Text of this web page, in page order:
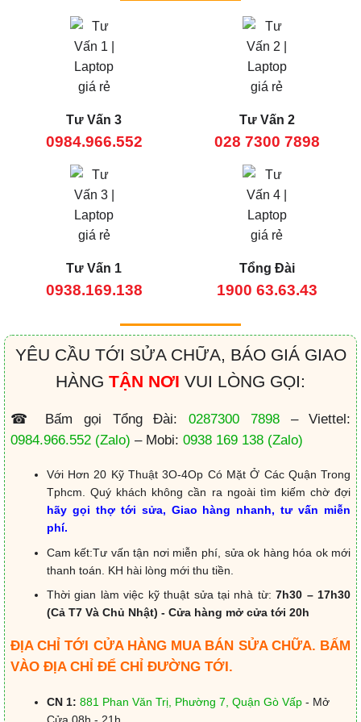
Tư Vấn 3
0984.966.552
Tư Vấn 2
028 7300 7898
Tư Vấn 1
0938.169.138
Tổng Đài
1900 63.63.43
YÊU CẦU TỚI SỬA CHỮA, BÁO GIÁ GIAO
HÀNG TẬN NƠI VUI LÒNG GỌI:
☎ Bấm gọi Tổng Đài:0287300 7898– Viettel:
0984.966.552 (Zalo) – Mobi: 0938 169 138 (Zalo)
Với Hơn 20 Kỹ Thuật 3O-4Op Có Mặt Ở Các Quận Trong
Tphcm. Quý khách không cần ra ngoài tìm kiếm chờ đợi
hãy gọi thợ tới sửa, Giao hàng nhanh, tư vấn miễn
phí.
Cam kết:Tư vấn tận nơi miễn phí, sửa ok hàng hóa ok mới
thanh toán. KH hài lòng mới thu tiền.
Thời gian làm việc kỹ thuật sửa tại nhà từ: 7h30 – 17h30
(Cả T7 Và Chủ Nhật) - Cửa hàng mở cửa tới 20h
ĐỊA CHỈ TỚI CỬA HÀNG MUA BÁN SỬA CHỮA. BẤM
VÀO ĐỊA CHỈ ĐỂ CHỈ ĐƯỜNG TỚI.
CN 1: 881 Phan Văn Trị, Phường 7, Quận Gò Vấp- Mở
Cửa 08h - 21h